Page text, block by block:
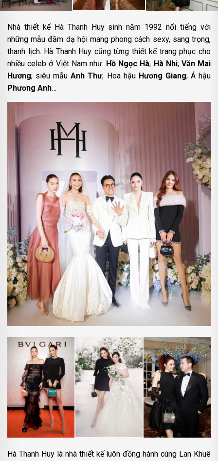
Nhà thiết kế Hà Thanh Huy sinh năm 1992 nổi tiếng với
những mẫu đầm dạ hội mang phong cách sexy, sang trọng,
thanh lịch. Hà Thanh Huy cũng từng thiết kế trang phục cho
nhiều celeb ở Việt Nam như: Hồ Ngọc Hà; Hà Nhi; Văn Mai
Hương; siêu mẫuAnh Thư; Hoa hậuHương Giang; Á hậu
Phương Anh…
Hà Thanh Huy là nhà thiết kế luôn đồng hành cùng Lan Khuê